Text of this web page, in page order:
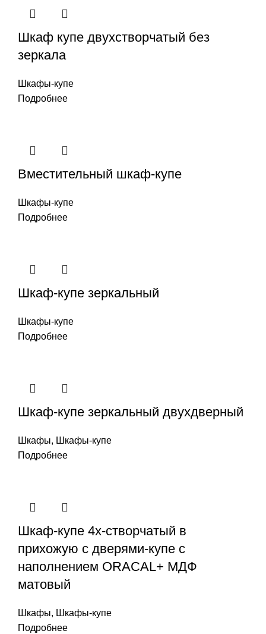
Шкаф купе двухстворчатый без
зеркала
Шкафы-купе
Подробнее
Вместительный шкаф-купе
Шкафы-купе
Подробнее
Шкаф-купе зеркальный
Шкафы-купе
Подробнее
Шкаф-купе зеркальный двухдверный
Шкафы, Шкафы-купе
Подробнее
Шкаф-купе 4х-створчатый в
прихожую с дверями-купе с
наполнением ORACAL+ МДФ
матовый
Шкафы, Шкафы-купе
Подробнее